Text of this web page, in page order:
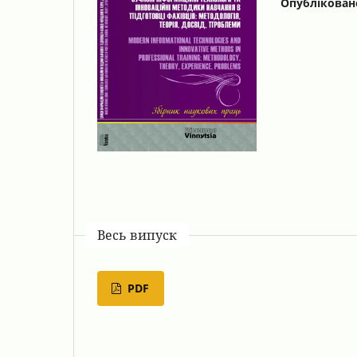
Весь випуск
PDF